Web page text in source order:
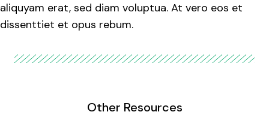
aliquyam erat, sed diam voluptua. At vero eos et
dissenttiet et opus rebum.
Other Resources